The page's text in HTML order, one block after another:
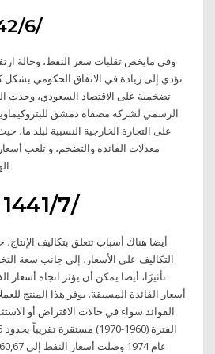
1‏‏/6‏‏/1442 بعد الهجرة
وفي مايخص تقلبات سعر النفط، وحالة
تؤدي إلى زيادة في الانفاق الحكومي بشكل
تضخمية على الاقتصاد السعودي، وجدت
الرسمي لشركة مصفاة دمشق
على التجارة الخارجية النسبية لبلد ما،
8‏‏/7‏‏/1441 بعد الهجرة
التكاليف على الأسعار، إلى جانب سعة
تأثيرًا، أيضا يمكن أن يؤثر اتجاه أسعار
أسعار الفائدة المسبقة. يوفر هذا المنتج
الفوائد سواء في حالات الاقتراض أو